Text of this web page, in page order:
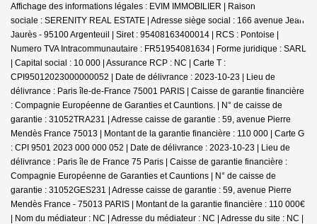
Affichage des informations légales : EVIM IMMOBILIER | Raison
sociale : SERENITY REAL ESTATE | Adresse siège social : 166 avenue Jean
Jaurès - 95100 Argenteuil | Siret : 95408163400014 | RCS : Pontoise |
Numero TVA Intracommunautaire : FR51954081634 | Forme juridique : SARL
| Capital social : 10 000 | Assurance RCP : NC | Carte T :
CPI95012023000000052 | Date de délivrance : 2023-10-23 | Lieu de
délivrance : Paris île-de-France 75001 PARIS | Caisse de garantie financière
: Compagnie Européenne de Garanties et Cauntions. | N° de caisse de
garantie : 31052TRA231 | Adresse caisse de garantie : 59, avenue Pierre
Mendès France 75013 | Montant de la garantie financière : 110 000 | Carte G
: CPI 9501 2023 000 000 052 | Date de délivrance : 2023-10-23 | Lieu de
délivrance : Paris île de France 75 Paris | Caisse de garantie financière :
Compagnie Européenne de Garanties et Cauntions | N° de caisse de
garantie : 31052GES231 | Adresse caisse de garantie : 59, avenue Pierre
Mendès France - 75013 PARIS | Montant de la garantie financière : 110 000€
| Nom du médiateur : NC | Adresse du médiateur : NC | Adresse du site : NC |